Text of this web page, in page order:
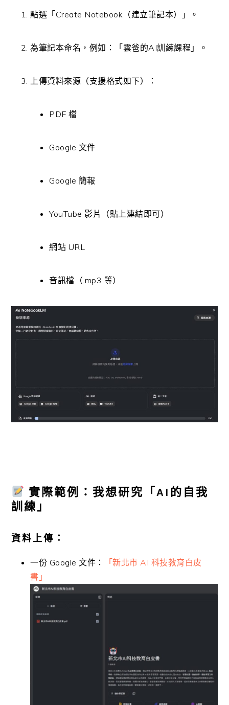
點選「Create Notebook（建立筆記本）」。
為筆記本命名，例如：「雲爸的AI訓練課程」。
上傳資料來源（支援格式如下）：
PDF 檔
Google 文件
Google 簡報
YouTube 影片（貼上連結即可）
網站 URL
音訊檔（.mp3 等）
實際範例：我想研究「AI的自我
訓練」
資料上傳：
一份 Google 文件：
「新北市 AI 科技教育白皮
書」